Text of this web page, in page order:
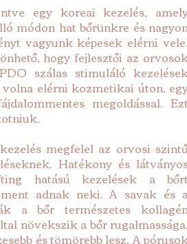
egy koreai kezelés,
módon hat bőrünkre és
vagyunk képesek elérni
hogy fejlesztői az
szálas stimuláló
elérni kozmetikai úton,
megoldással.
megfelel az orvosi
Hatékony és
hatású kezelések a
adnak neki. A savak és
a bőr természetes
növekszik a bőr
és tömörebb lesz. A